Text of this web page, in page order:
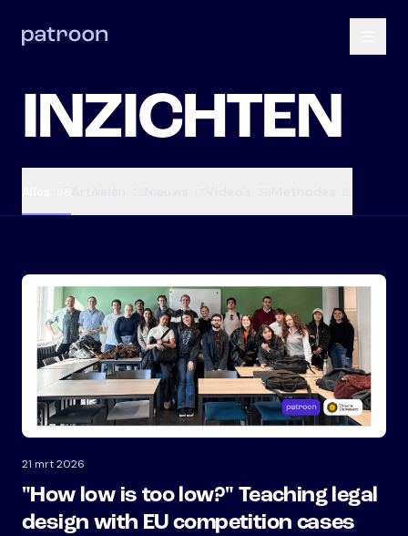
INZICHTEN
21 mrt 2026
"How low is too low?" Teaching legal
design with EU competition cases